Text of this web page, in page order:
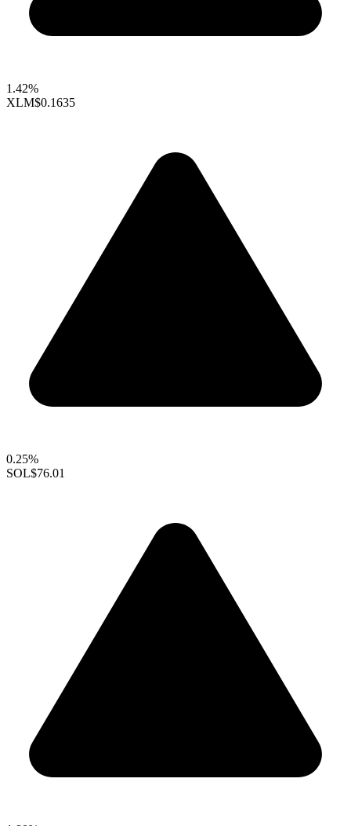
1.42%
XLM$0.1635
0.25%
SOL$76.01